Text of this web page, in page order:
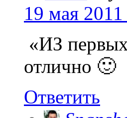
19 мая
«ИЗ
отлично 🙂
Ответить